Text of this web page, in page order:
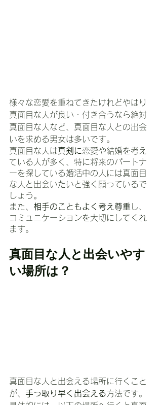
様々な恋愛を重ねてきたけれどやはり
真面目な人が良い・付き合うなら絶対
真面目な人など、真面目な人との出会
いを求める男女は多いです。
真面目な人は真剣に恋愛や結婚を考え
ている人が多く、特に将来のパートナ
ーを探している婚活中の人には真面目
な人と出会いたいと強く願っているで
しょう。
また、 相手のこともよく考え尊重 し、
コミュニケーションを大切にしてくれ
ます。
真面目な人と出会いやす
い場所は？
真面目な人と出会える場所に行くこと
が、 手っ取り早く出会える方法です。